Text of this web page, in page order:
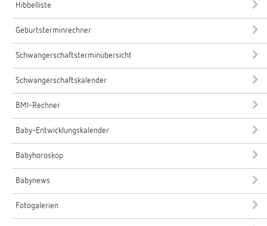
Hibbelliste
Geburtsterminrechner
Schwangerschaftsterminübersicht
Schwangerschaftskalender
BMI-Rechner
Baby-Entwicklungskalender
Babyhoroskop
Babynews
Fotogalerien